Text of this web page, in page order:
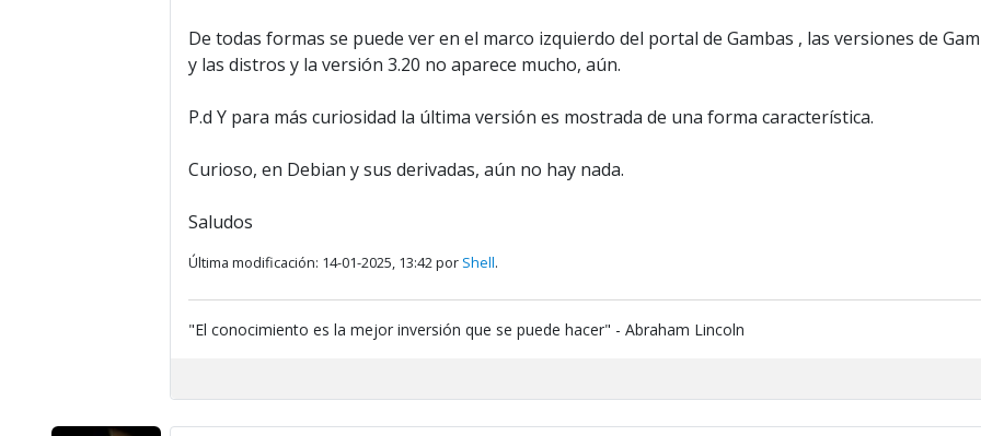
De todas formas se puede ver en el marco izquierdo del portal de Gambas , las versiones de
y las distros y la versión 3.20 no aparece mucho, aún.
P.d Y para más curiosidad la última versión es mostrada de una forma característica.
Curioso, en Debian y sus derivadas, aún no hay nada.
Saludos
Última modificación: 14-01-2025, 13:42 por Shell.
"El conocimiento es la mejor inversión que se puede hacer" - Abraham Lincoln